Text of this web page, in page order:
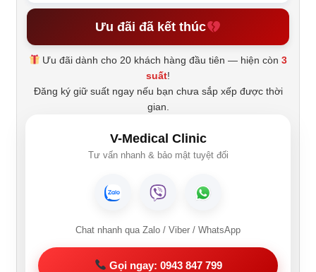
Ưu đãi đã kết thúc
Ưu đãi dành cho 20 khách hàng đầu tiên — hiện còn3
suất!
Đăng ký giữ suất ngay nếu bạn chưa sắp xếp được thời
gian.
V-Medical Clinic
Tư vấn nhanh & bảo mật tuyệt đối
Chat nhanh qua Zalo / Viber / WhatsApp
Gọi ngay: 0943 847 799